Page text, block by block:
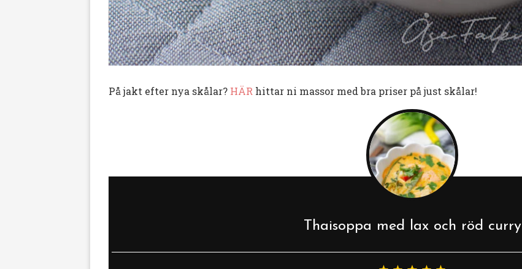
På jakt efter nya skålar? HÄR hittar ni massor med bra priser på just skålar!
Thaisoppa med lax och röd curry